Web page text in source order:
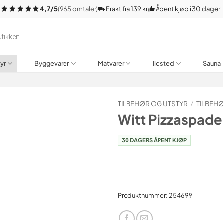
4,7/5(965 omtaler) Frakt fra 139 kr Åpent kjøp i 30 dager
Byggevarer Matvarer Ildsted Sauna
TILBEHØR OG UTSTYR /
Witt
30 DAGERS ÅPENT KJØP
Produktnummer:254699